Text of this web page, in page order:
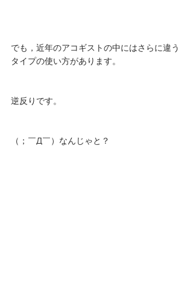
でも，近年のアコギストの中にはさらに違う
タイプの使い方があります。
逆反りです。
（；￣Д￣）なんじゃと？